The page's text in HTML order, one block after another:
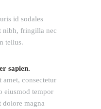
id sodales
nibh, fringilla nec
tellus.
sapien.
consectetur
eiusmod tempor
dolore magna